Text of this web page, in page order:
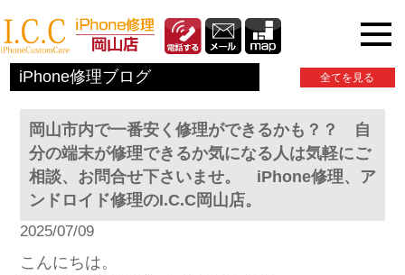
iPhone修理ブログ 全てを見る
岡山市内で一番安く修理ができるかも？？ 自
分の端末が修理できるか気になる人は気軽にご
相談、お問合せ下さいませ。 iPhone修理、ア
ンドロイド修理のI.C.C岡山店。
2025/07/09
こんにちは。